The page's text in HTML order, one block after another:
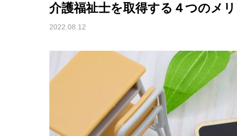
介護福祉士を取得する４つのメ
2022.08.12